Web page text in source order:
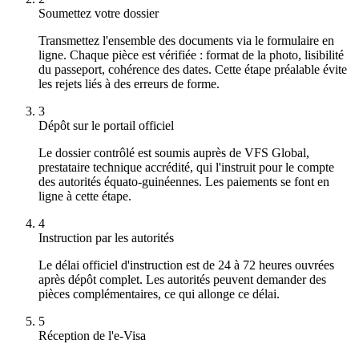
Soumettez votre dossier
Transmettez l'ensemble des documents via le formulaire en
ligne. Chaque pièce est vérifiée : format de la photo, lisibilité
du passeport, cohérence des dates. Cette étape préalable évite
les rejets liés à des erreurs de forme.
3
Dépôt sur le portail officiel
Le dossier contrôlé est soumis auprès de VFS Global,
prestataire technique accrédité, qui l'instruit pour le compte
des autorités équato-guinéennes. Les paiements se font en
ligne à cette étape.
4
Instruction par les autorités
Le délai officiel d'instruction est de 24 à 72 heures ouvrées
après dépôt complet. Les autorités peuvent demander des
pièces complémentaires, ce qui allonge ce délai.
5
Réception de l'e-Visa